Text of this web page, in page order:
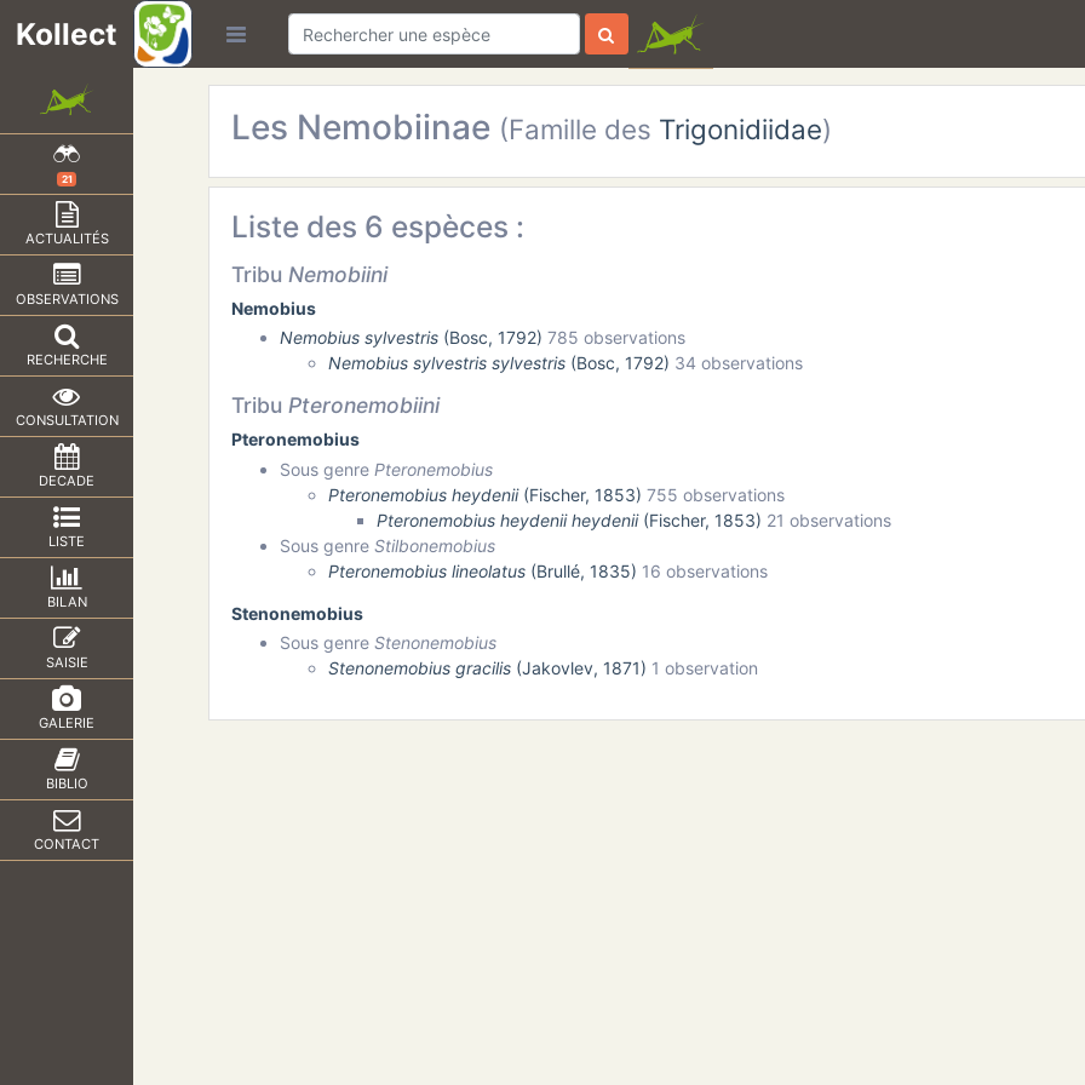
Kollect
21
ACTUALITÉS
OBSERVATIONS
RECHERCHE
CONSULTATION
DECADE
LISTE
BILAN
SAISIE
GALERIE
BIBLIO
CONTACT
Les Nemobiinae (Famille des Trigonidiidae)
Liste des 6 espèces :
Tribu Nemobiini
Nemobius
Nemobius sylvestris(Bosc, 1792) 785 observations
Nemobius sylvestris sylvestris(Bosc, 1792) 34 observations
Tribu Pteronemobiini
Pteronemobius
Sous genre Pteronemobius
Pteronemobius heydenii(Fischer, 1853) 755 observations
Pteronemobius heydenii heydenii(Fischer, 1853) 21 observations
Sous genre Stilbonemobius
Pteronemobius lineolatus(Brullé, 1835) 16 observations
Stenonemobius
Sous genre Stenonemobius
Stenonemobius gracilis(Jakovlev, 1871) 1 observation